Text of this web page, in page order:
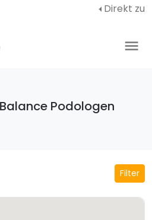
Direkt zu
Podologen
Filter